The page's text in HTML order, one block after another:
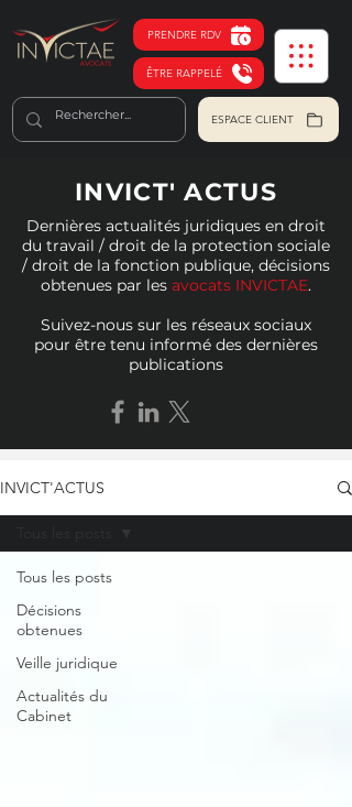
PRENDRE RDV
ÊTRE RAPPELÉ
ESPACE CLIENT
INVICT' ACTUS
Dernières actualités juridiques en droit
du travail / droit de la protection sociale
/ droit de la fonction publique, décisions
obtenues par les avocats INVICTAE.
Suivez-nous sur les réseaux sociaux
pour être tenu informé des dernières
publications
INVICT'ACTUS
Tous les posts
Décisions
obtenues
Veille juridique
Actualités du
Cabinet